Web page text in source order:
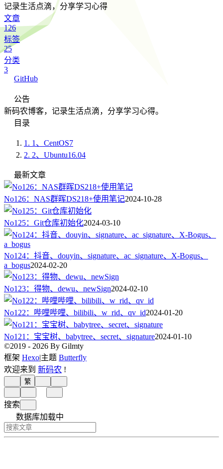
记录生活点滴，分享学习心得
文章
126
标签
25
分类
3
GitHub
公告
新码农博客，记录生活点滴，分享学习心得。
目录
1. 1、CentOS7
2. 2、Ubuntu16.04
最新文章
No126：NAS群晖DS218+使用笔记2024-10-28
No125：Git仓库初始化2024-03-10
No124：抖音、douyin、signature、ac_signature、X-Bogus、
a_bogus2024-02-20
No123：得物、dewu、newSign2024-02-10
No122：哔哩哔哩、bilibili、w_rid、qv_id2024-01-20
No121：宝宝树、babytree、secret、signature2024-01-10
©2019 - 2026 By Gilmty
框架 Hexo|主题 Butterfly
欢迎来到 新码农 !
繁
搜索
数据库加载中